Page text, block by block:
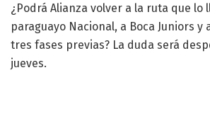
¿Podrá Alianza volver a la ruta que lo
paraguayo Nacional, a Boca Juniors y
tres fases previas? La duda será
jueves.